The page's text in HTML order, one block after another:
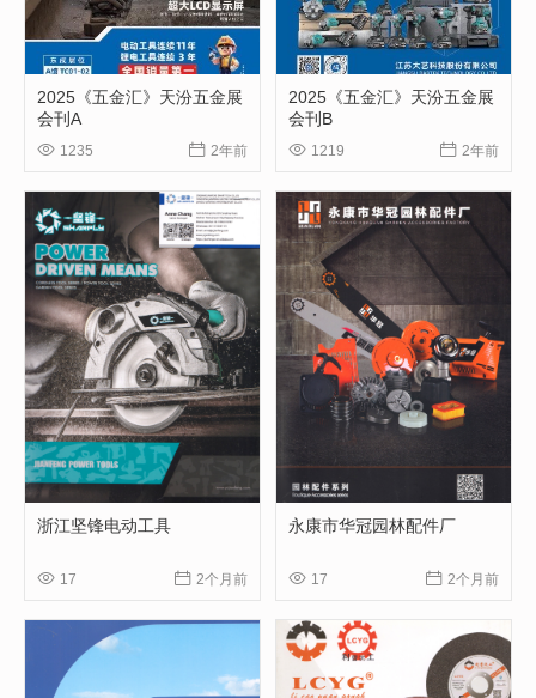
2025《五金汇》天汾五金展
会刊A
 1235  2年前
2025《五金汇》天汾五金展
会刊B
 1219  2年前
浙江坚锋电动工具
 17  2个月前
永康市华冠园林配件厂
 17  2个月前